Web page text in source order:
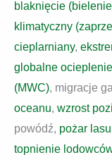
blaknięcie
klimatyczny
cieplarniany,
globalne ocieplenie
(MWC), migracje
oceanu, wzrost
powódź, pożar lasu
topnienie